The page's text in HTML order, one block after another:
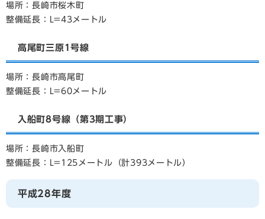
場所：長崎市桜木町
整備延長：L=43メートル
高尾町三原1号線
場所：長崎市高尾町
整備延長：L=60メートル
入船町8号線（第3期工事）
場所：長崎市入船町
整備延長：L=125メートル（計393メートル）
平成28年度